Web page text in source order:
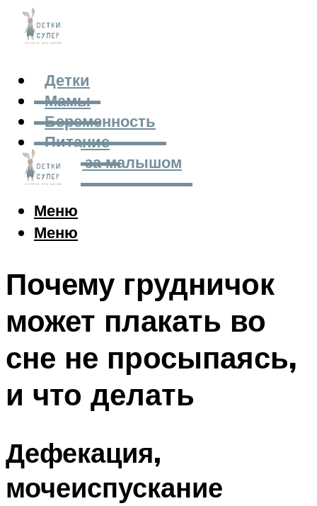
Детки
Мамы
Беременность
Питание
Уход за малышом
Меню
Меню
Почему грудничок
может плакать во
сне не просыпаясь,
и что делать
Дефекация,
мочеиспускание